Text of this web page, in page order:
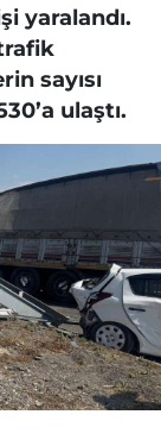
yaralandı.
sayısı
ulaştı.